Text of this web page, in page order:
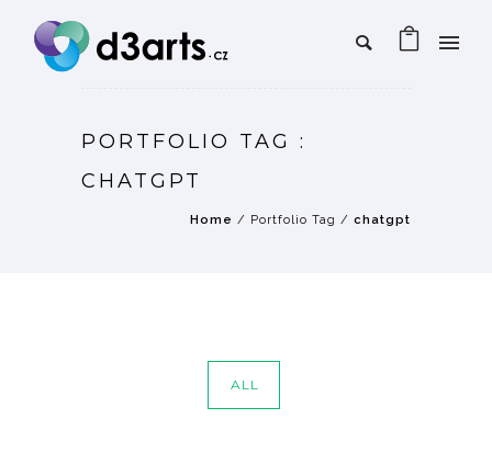
PORTFOLIO TAG :
CHATGPT
Home / Portfolio Tag / chatgpt
ALL